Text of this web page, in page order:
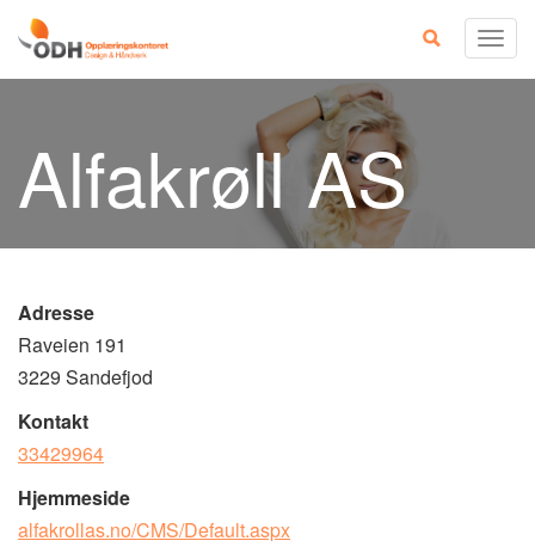
Skip
content
Alfakrøll AS
Adresse
Raveien 191
3229 Sandefjod
Kontakt
33429964
Hjemmeside
alfakrollas.no/CMS/Default.aspx